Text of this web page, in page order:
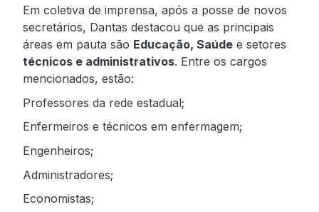
Em coletiva de imprensa, após a posse de novos
secretários, Dantas destacou que as principais
áreas em pauta são Educação, Saúde e setores
técnicos e administrativos. Entre os cargos
mencionados, estão:
Professores da rede estadual;
Enfermeiros e técnicos em enfermagem;
Engenheiros;
Administradores;
Economistas;